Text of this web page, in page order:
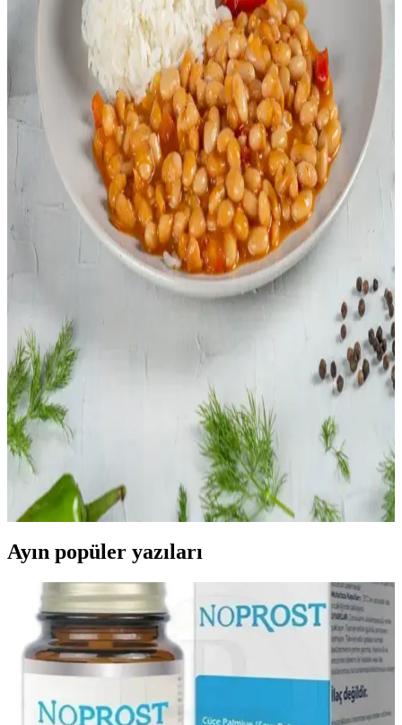
tekniklerle ideal kıvam ve lezzet elde edilir.
Kızarmış Pilav Hazırlamada Temel Teknikler ve
Malzeme Seçimi Rehberi
Kızarmış pilavın lezzetini artırmak için pirinç seçimi, soslar ve
pişirme tekniklerine dair temel ipuçları sunulmaktadır. Doğru
malzeme ve yöntemlerle pilavınız daha lezzetli olur.
Fasulye ve Kuruyemek Alerjisi Olanlar İçin Pratik
Pirinç Bazlı Yemek Tarifleri
Fasulye ve kuruyemek alerjisi olanlar için pirinçle hazırlanan sebze
ve protein kombinasyonlarıyla pratik, besleyici yemek tarifleri
sunuluyor. Farklı pişirme yöntemleriyle çeşitlilik sağlanır.
Uygun Fiyatlı Ev Yapımı Risotto: Basit Malzemelerle
Ekonomik ve Lezzetli Yemek
Basit malzemelerle hazırlanan ev yapımı risotto, ekonomik zorluklar
yaşayanlar için besleyici ve doyurucu bir alternatif sunar. Tarif, sabır
ve dikkat gerektirir, lezzeti artırmak için çeşitli öneriler içerir.
Pirinç ve Fasulye Ağırlıklı Yemekler: Kültürel
Tarifler ve Besleyici Aile Seçenekleri
Pirinç ve fasulye, çeşitli kültürlerde farklı tariflerle hazırlanarak
dengeli ve besleyici aile yemekleri sunar. Etli veya etsiz seçeneklerle
sebzeler ve baharatlarla zenginleştirilir.
Ayın popüler yazıları